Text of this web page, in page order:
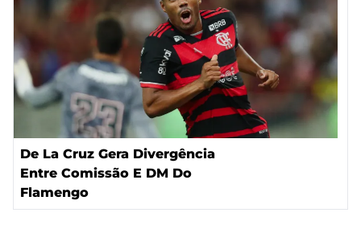
De La Cruz Gera Divergência
Entre Comissão E DM Do
Flamengo